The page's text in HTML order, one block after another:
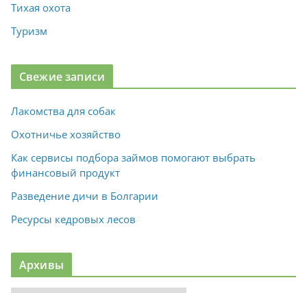
Тихая охота
Туризм
Свежие записи
Лакомства для собак
Охотничье хозяйство
Как сервисы подбора займов помогают выбрать
финансовый продукт
Разведение дичи в Болгарии
Ресурсы кедровых лесов
Архивы